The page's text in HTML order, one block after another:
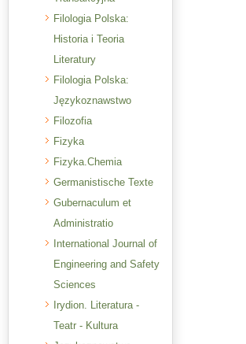
Filologia Polska:
Historia i Teoria
Literatury
Filologia Polska:
Językoznawstwo
Filozofia
Fizyka
Fizyka.Chemia
Germanistische Texte
Gubernaculum et
Administratio
International Journal of
Engineering and Safety
Sciences
Irydion. Literatura -
Teatr - Kultura